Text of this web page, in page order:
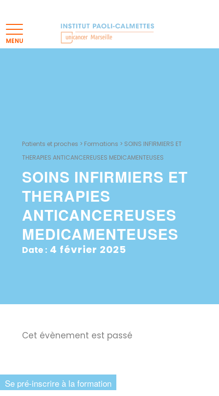
Patients et proches > Formations > SOINS INFIRMIERS ET
THERAPIES ANTICANCEREUSES MEDICAMENTEUSES
SOINS INFIRMIERS ET
THERAPIES
ANTICANCEREUSES
MEDICAMENTEUSES
Date : 4 février 2025
Cet évènement est passé
Se pré-inscrire à la formation